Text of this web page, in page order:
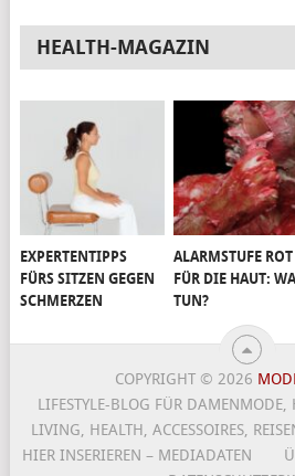
HEALTH-MAGAZIN
EXPERTENTIPPS
FÜRS SITZEN GEGEN
SCHMERZEN
ALARMSTUFE ROT
FÜR DIE HAUT:
TUN?
COPYRIGHT © 2026
LIFESTYLE-BLOG FÜR DAMENMODE,
LIVING, HEALTH, ACCESSOIRES,
HIER INSERIEREN – MEDIADATEN